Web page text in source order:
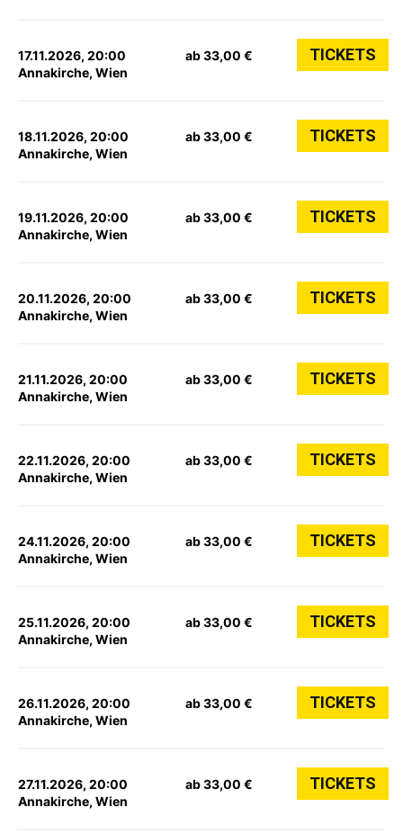
17.11.2026, 20:00
Annakirche, Wien
ab 33,00 € TICKETS
18.11.2026, 20:00
Annakirche, Wien
ab 33,00 € TICKETS
19.11.2026, 20:00
Annakirche, Wien
ab 33,00 € TICKETS
20.11.2026, 20:00
Annakirche, Wien
ab 33,00 € TICKETS
21.11.2026, 20:00
Annakirche, Wien
ab 33,00 € TICKETS
22.11.2026, 20:00
Annakirche, Wien
ab 33,00 € TICKETS
24.11.2026, 20:00
Annakirche, Wien
ab 33,00 € TICKETS
25.11.2026, 20:00
Annakirche, Wien
ab 33,00 € TICKETS
26.11.2026, 20:00
Annakirche, Wien
ab 33,00 € TICKETS
27.11.2026, 20:00
Annakirche, Wien
ab 33,00 € TICKETS